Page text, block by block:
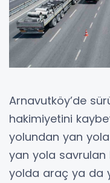
Arnavutköy’de
hakimiyetini
yolundan yan
yan yola savrulan
yolda araç ya da